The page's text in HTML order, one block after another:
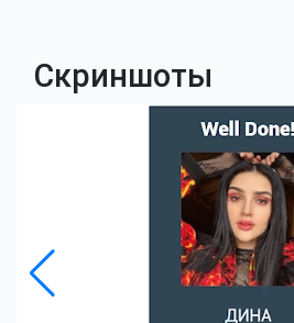
Скриншоты